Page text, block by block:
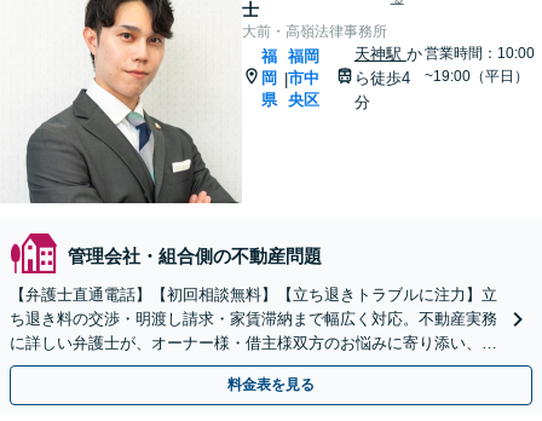
士
大前・高嶺法律事務所
福
岡
県
|
福岡
市中
央区
天神駅 か
ら徒歩4
分
営業時間：10:00
~19:00（平日）
管理会社・組合側の不動産問題
【弁護士直通電話】【初回相談無料】【立ち退きトラブルに注力】立
ち退き料の交渉・明渡し請求・家賃滞納まで幅広く対応。不動産実務
に詳しい弁護士が、オーナー様・借主様双方のお悩みに寄り添い、円
満な解決をサポートします【休日・夜間相談対応】
料金表を見る